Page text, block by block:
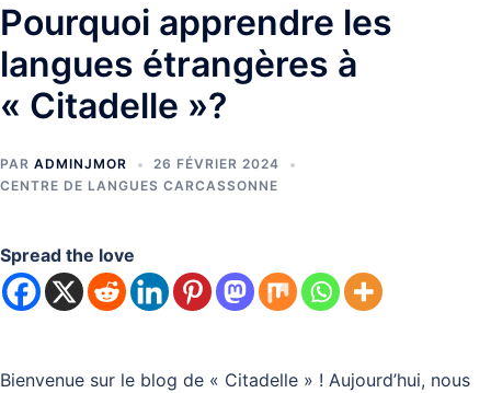
Pourquoi apprendre les
langues étrangères à
« Citadelle »?
PAR ADMINJMOR
26 FÉVRIER 2024
CENTRE DE LANGUES CARCASSONNE
Spread the love
Bienvenue sur le blog de « Citadelle » ! Aujourd’hui, nous